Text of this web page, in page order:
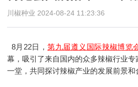
川椒种业 2024-08-24 11:23:36
8月22日，第九届遵义国际辣椒博览
幕，吸引了来自国内的众多辣椒行业
一堂，共同探讨辣椒产业的发展前景和